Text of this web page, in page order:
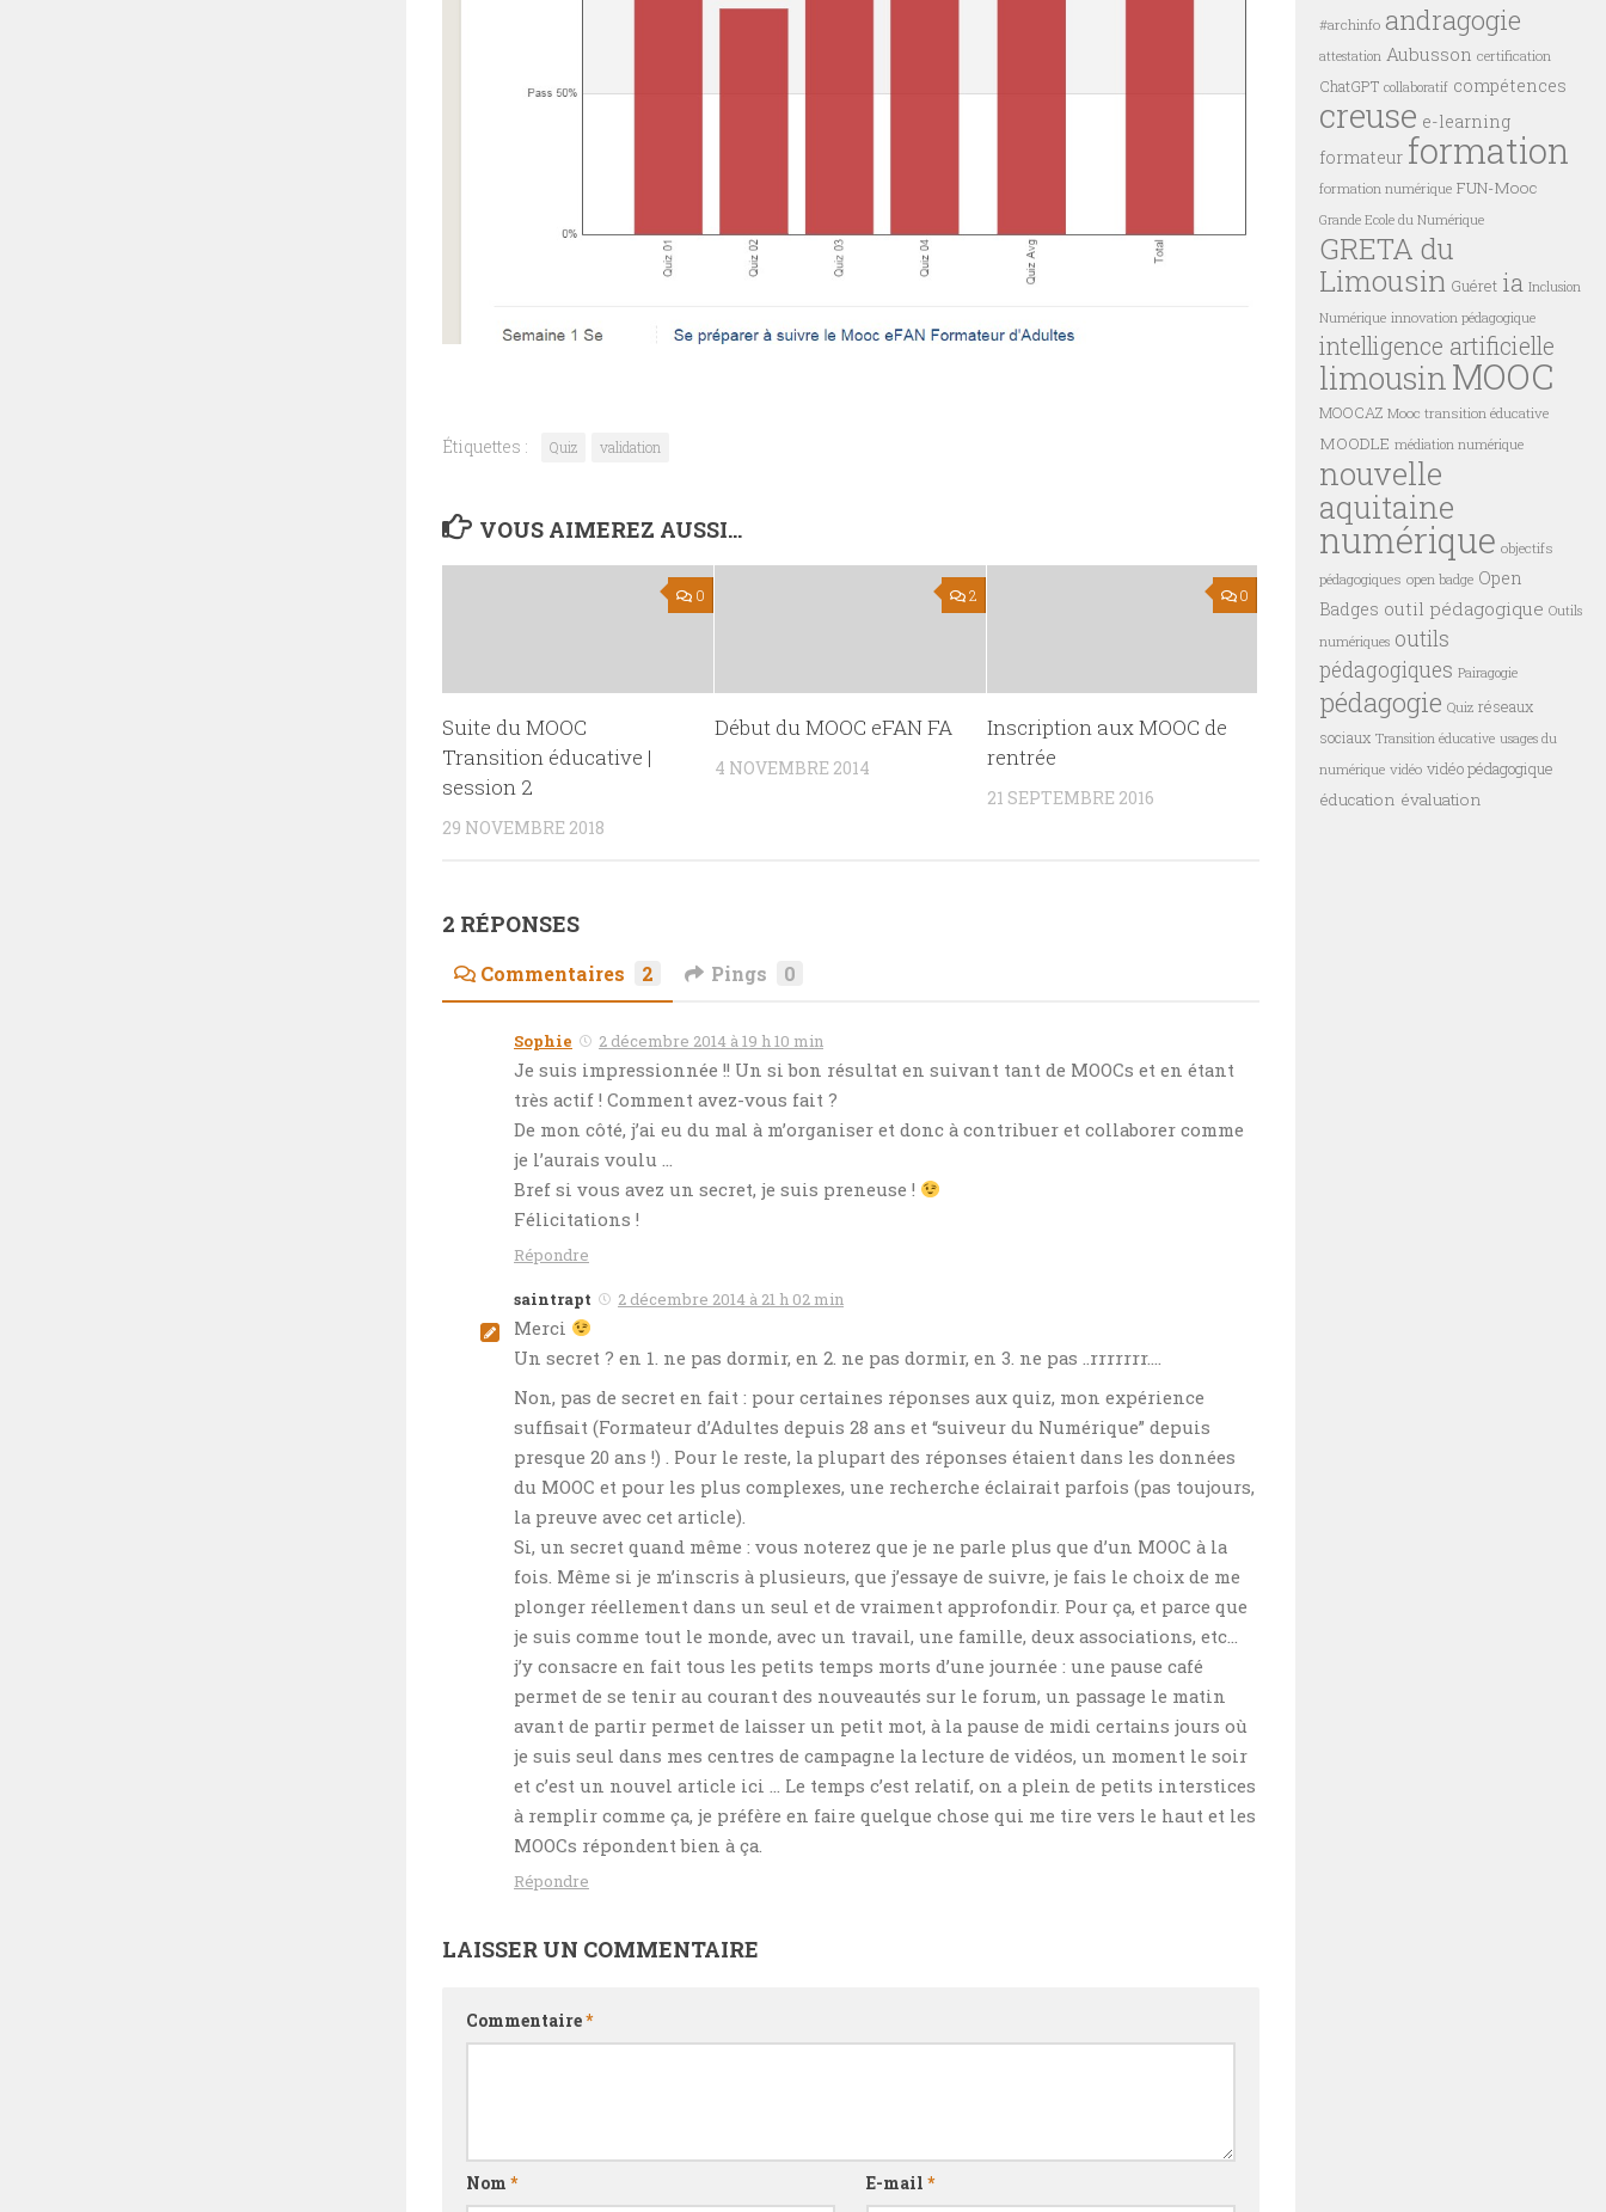
Étiquettes : Quiz validation
VOUS AIMEREZ AUSSI...
0
Suite du MOOC
Transition éducative |
session 2
29 NOVEMBRE 2018
2
Début du MOOC eFAN FA
4 NOVEMBRE 2014
0
Inscription aux MOOC de
rentrée
21 SEPTEMBRE 2016
2 RÉPONSES
Commentaires 2 Pings 0
Sophie 2 décembre 2014 à 19 h 10 min
Je suis impressionnée !! Un si bon résultat en suivant tant de MOOCs et en étant
très actif ! Comment avez-vous fait ?
De mon côté, j’ai eu du mal à m’organiser et donc à contribuer et collaborer comme
je l’aurais voulu …
Bref si vous avez un secret, je suis preneuse !
Félicitations !
Répondre
saintrapt 2 décembre 2014 à 21 h 02 min
Merci
Un secret ? en 1. ne pas dormir, en 2. ne pas dormir, en 3. ne pas ..rrrrrrr….
Non, pas de secret en fait : pour certaines réponses aux quiz, mon expérience
suffisait (Formateur d’Adultes depuis 28 ans et “suiveur du Numérique” depuis
presque 20 ans !) . Pour le reste, la plupart des réponses étaient dans les données
du MOOC et pour les plus complexes, une recherche éclairait parfois (pas toujours,
la preuve avec cet article).
Si, un secret quand même : vous noterez que je ne parle plus que d’un MOOC à la
fois. Même si je m’inscris à plusieurs, que j’essaye de suivre, je fais le choix de me
plonger réellement dans un seul et de vraiment approfondir. Pour ça, et parce que
je suis comme tout le monde, avec un travail, une famille, deux associations, etc…
j’y consacre en fait tous les petits temps morts d’une journée : une pause café
permet de se tenir au courant des nouveautés sur le forum, un passage le matin
avant de partir permet de laisser un petit mot, à la pause de midi certains jours où
je suis seul dans mes centres de campagne la lecture de vidéos, un moment le soir
et c’est un nouvel article ici … Le temps c’est relatif, on a plein de petits interstices
à remplir comme ça, je préfère en faire quelque chose qui me tire vers le haut et les
MOOCs répondent bien à ça.
Répondre
LAISSER UN COMMENTAIRE
Commentaire*
Nom * E-mail *
#archinfo andragogie
attestation Aubusson certification
ChatGPT collaboratif compétences
creuse e-learning
formateur formation
formation numérique FUN-Mooc
Grande Ecole du Numérique
GRETA du
Limousin Guéret ia Inclusion
Numérique innovation pédagogique
intelligence artificielle
limousin MOOC
MOOCAZ Mooc transition éducative
MOODLE médiation numérique
nouvelle
aquitaine
numérique objectifs
pédagogiques open badge Open
Badges outil pédagogique Outils
numériques outils
pédagogiques Pairagogie
pédagogie Quiz réseaux
sociaux Transition éducative usages du
numérique vidéo vidéo pédagogique
éducation évaluation